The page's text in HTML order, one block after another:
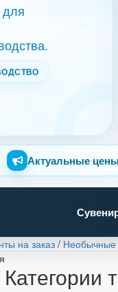
для
Актуальные
на заказ / Необычные
Категории